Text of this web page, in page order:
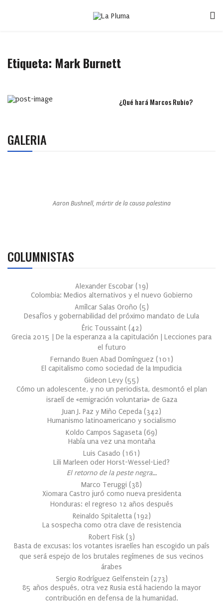
Etiqueta: Mark Burnett
¿Qué hará Marcos Rubio?
GALERIA
Aaron Bushnell, mártir de la causa palestina
COLUMNISTAS
Alexander Escobar (19)
Colombia: Medios alternativos y el nuevo Gobierno
Amílcar Salas Oroño (5)
Desafíos y gobernabilidad del próximo mandato de Lula
Éric Toussaint (42)
Grecia 2015 | De la esperanza a la capitulación | Lecciones para
el futuro
Fernando Buen Abad Domínguez (101 )
El capitalismo como sociedad de la Impudicia
Gideon Levy (55)
Cómo un adolescente, y no un periodista, desmontó el plan
israelí de «emigración voluntaria» de Gaza
Juan J. Paz y Miño Cepeda (342)
Humanismo latinoamericano y socialismo
Koldo Campos Sagaseta (69)
Había una vez una montaña
Luis Casado (161 )
Lili Marleen oder Horst-Wessel-Lied?
El retorno de la peste negra…
Marco Teruggi (38)
Xiomara Castro juró como nueva presidenta
Honduras: el regreso 12 años después
Reinaldo Spitaletta (192)
La sospecha como otra clave de resistencia
Robert Fisk (3)
Basta de excusas: los votantes israelíes han escogido un país
que será espejo de los brutales regímenes de sus vecinos
árabes
Sergio Rodríguez Gelfenstein (273)
85 años después, otra vez Rusia está haciendo la mayor
contribución en defensa de la humanidad.